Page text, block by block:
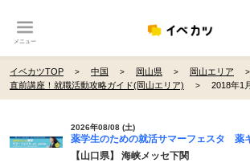
メニュー
イベカツTOP 中国 岡山県
岡山エリア
直前講座！就職活動攻略ガイド(岡山エリア)
2018年1
2026年08/08 (土)
薬学生のための就活サマーフェスタ 薬
【山口県】 海峡メッセ下関